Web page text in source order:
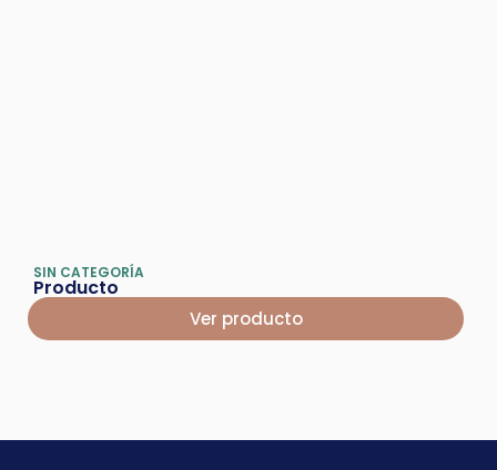
SIN CATEGORÍA
Producto
Ver producto